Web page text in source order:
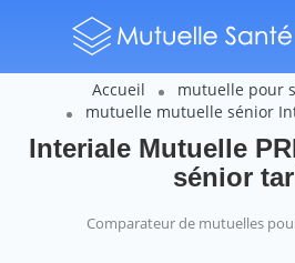
Accueil
mutuelle pour
mutuelle mutuelle sénior
Interiale Mutuelle
sénior
Comparateur de mutuelles